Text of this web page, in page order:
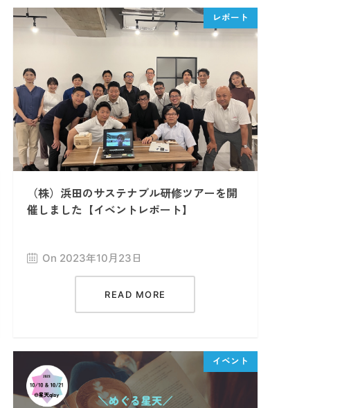
（株）浜田のサステナブル研修ツアーを開
催しました【イベントレポート】
On 2023年10月23日
READ MORE